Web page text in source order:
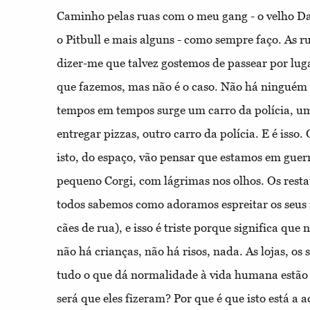
Caminho pelas ruas com o meu gang - o velho
o Pitbull e mais alguns - como sempre faço. As
dizer-me que talvez gostemos de passear por
que fazemos, mas não é o caso. Não há
tempos em tempos surge um carro da polícia,
entregar pizzas, outro carro da polícia. E é isso.
isto, do espaço, vão pensar que estamos em
pequeno Corgi, com lágrimas nos olhos. Os
todos sabemos como adoramos espreitar os
cães de rua), e isso é triste porque significa que
não há crianças, não há risos, nada. As lojas, os
tudo o que dá normalidade à vida humana
será que eles fizeram? Por que é que isto está a